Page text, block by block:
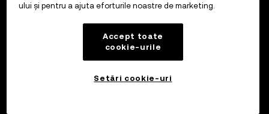
ului și pentru a ajuta eforturile noastre de marketing.
Accept toate
cookie-urile
Setări cookie-uri